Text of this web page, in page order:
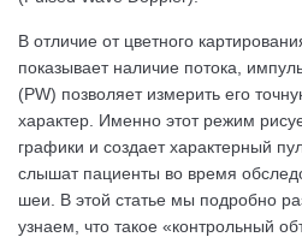
В отличие от цветного
показывает наличие потока,
(PW) позволяет измерить его
характер. Именно этот режим
графики и создает характерный
слышат пациенты во время
шеи. В этой статье мы подробно
узнаем, что такое «контрольный